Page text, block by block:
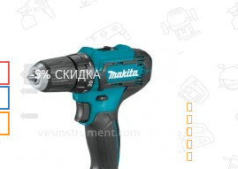
-5%СКИДКА